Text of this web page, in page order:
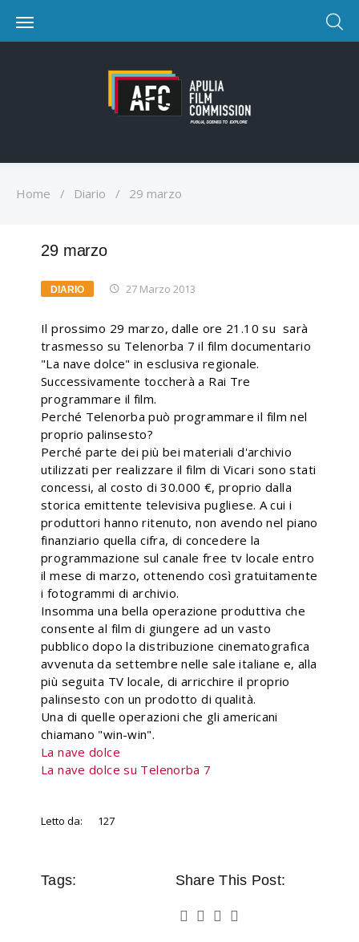
Home / Diario / 29 marzo
29 marzo
DIARIO 27 Marzo 2013
Il prossimo 29 marzo, dalle ore 21.10 su sarà
trasmesso su Telenorba 7 il film documentario
"La nave dolce" in esclusiva regionale.
Successivamente toccherà a Rai Tre
programmare il film.
Perché Telenorba può programmare il film nel
proprio palinsesto?
Perché parte dei più bei materiali d'archivio
utilizzati per realizzare il film di Vicari sono stati
concessi, al costo di 30.000 €, proprio dalla
storica emittente televisiva pugliese. A cui i
produttori hanno ritenuto, non avendo nel piano
finanziario quella cifra, di concedere la
programmazione sul canale free tv locale entro
il mese di marzo, ottenendo così gratuitamente
i fotogrammi di archivio.
Insomma una bella operazione produttiva che
consente al film di giungere ad un vasto
pubblico dopo la distribuzione cinematografica
avvenuta da settembre nelle sale italiane e, alla
più seguita TV locale, di arricchire il proprio
palinsesto con un prodotto di qualità.
Una di quelle operazioni che gli americani
chiamano "win-win".
La nave dolce
La nave dolce su Telenorba 7
Letto da: 127
Tags: Share This Post: